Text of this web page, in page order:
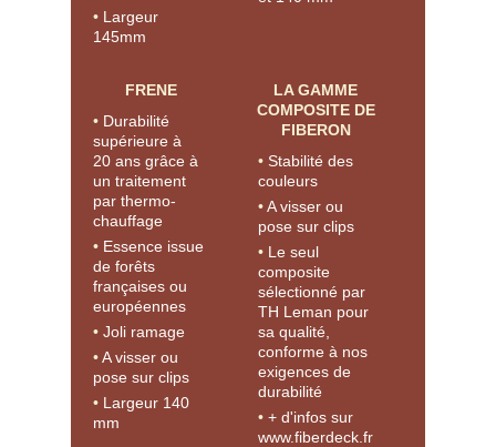
Largeur
145mm
FRENE
Durabilité
supérieure à
20 ans grâce à
un traitement
par thermo-
chauffage
Essence issue
de forêts
françaises ou
européennes
Joli ramage
A visser ou
pose sur clips
Largeur 140
mm
LA GAMME
COMPOSITE DE
FIBERON
Stabilité des
couleurs
A visser ou
pose sur clips
Le seul
composite
sélectionné par
TH Leman pour
sa qualité,
conforme à nos
exigences de
durabilité
+ d'infos sur
www.fiberdeck.fr